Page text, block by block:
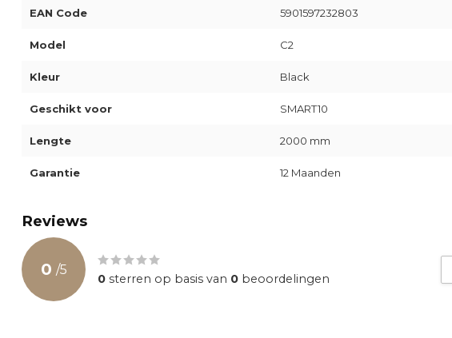
EAN Code 5901597232803
Model C2
Kleur Black
Geschikt voor SMART10
Lengte 2000 mm
Garantie 12 Maanden
Reviews
0 /5
0 sterren op basis van 0 beoordelingen